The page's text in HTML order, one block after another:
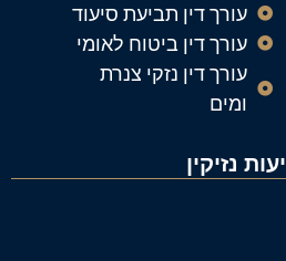
עורך דין תביעת סיעוד
עורך דין ביטוח לאומי
עורך דין נזקי צנרת
ומים
נזיקין